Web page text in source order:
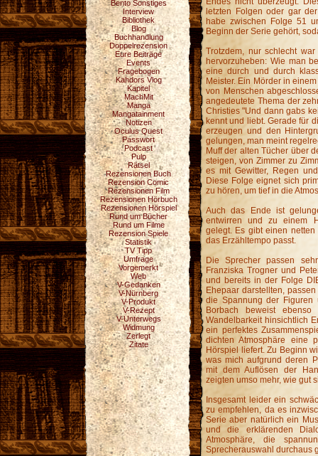
Bento Sonstiges
Interview
Bibliothek
Blog
Buchhandlung
Doppelrezension
Eure Beiträge
Events
Fragebogen
Kahdors Vlog
Kapitel
MachMit
Manga
Mangatainment
Notizen
Oculus Quest
Passwort
Podcast
Pulp
Rätsel
Rezensionen Buch
Rezension Comic
Rezensionen Film
Rezensionen Hörbuch
Rezensionen Hörspiel
Rund um Bücher
Rund um Filme
Rezension Spiele
Statistik
TV Tipp
Umfrage
Vorgemerkt
Web
V-Gedanken
V-Nürnberg
V-Produkt
V-Rezept
V-Unterwegs
Widmung
Zerlegt
Zitate
letzten Folgen oder gar
habe zwischen Folge 51
Beginn der Serie gehört,
Trotzdem, nur schlecht
hervorzuheben: Wie man
eine durch und durch
Meister. Ein Mörder in
von Menschen
angedeutete Thema der
Christies "Und dann gabs
kennt und liebt. Gerade für
erzeugen und den
gelungen, man meint
Muff der alten Tücher über
steigen, von Zimmer zu
es mit Gewitter, Regen
Diese Folge eignet sich
zu hören, um tief in die
Auch das Ende ist
entwirren und zu einem
gelegt. Es gibt einen
das Erzähltempo passt.
Die Sprecher passen
Franziska Trogner und
und bereits in der Folge
Ehepaar darstellten,
die Spannung der Figuren
Borbach beweist
Wandelbarkeit hinsichtlich
ein perfektes
dichten Atmosphäre eine
Hörspiel liefert. Zu Beginn
was mich aufgrund deren
mit dem Auflösen der
zeigten umso mehr, wie gut
Insgesamt leider ein
zu empfehlen, da es
Serie aber natürlich ein
und die erklärenden
Atmosphäre, die
Sprecherauswahl durchaus